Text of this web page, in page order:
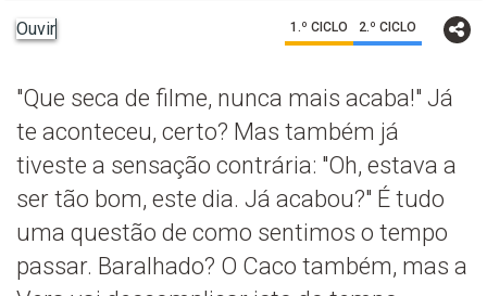
Ouvir 1.º CICLO 2.º CICLO
"Que seca de filme, nunca mais acaba!" Já
te aconteceu, certo? Mas também já
tiveste a sensação contrária: "Oh, estava a
ser tão bom, este dia. Já acabou?" É tudo
uma questão de como sentimos o tempo
passar. Baralhado? O Caco também, mas a